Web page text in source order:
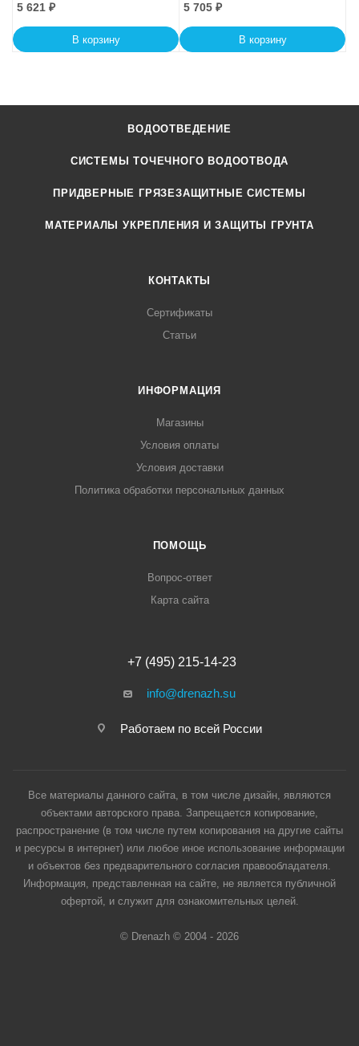
5 621 ₽
В корзину
5 705 ₽
В корзину
ВОДООТВЕДЕНИЕ
СИСТЕМЫ ТОЧЕЧНОГО ВОДООТВОДА
ПРИДВЕРНЫЕ ГРЯЗЕЗАЩИТНЫЕ СИСТЕМЫ
МАТЕРИАЛЫ УКРЕПЛЕНИЯ И ЗАЩИТЫ ГРУНТА
КОНТАКТЫ
Сертификаты
Статьи
ИНФОРМАЦИЯ
Магазины
Условия оплаты
Условия доставки
Политика обработки персональных данных
ПОМОЩЬ
Вопрос-ответ
Карта сайта
+7 (495) 215-14-23
info@drenazh.su
Работаем по всей России
Все материалы данного сайта, в том числе дизайн, являются
объектами авторского права. Запрещается копирование,
распространение (в том числе путем копирования на другие сайты
и ресурсы в интернет) или любое иное использование информации
и объектов без предварительного согласия правообладателя.
Информация, представленная на сайте, не является публичной
офертой, и служит для ознакомительных целей.
© Drenazh © 2004 - 2026